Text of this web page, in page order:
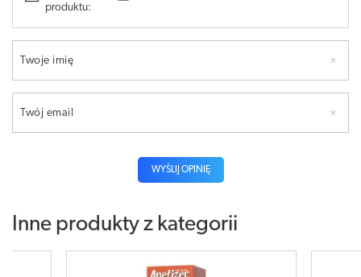
produktu:
Twoje imię
Twój email
WYŚLIJ OPINIĘ
Inne produkty z kategorii